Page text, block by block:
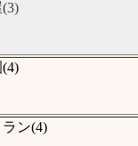
ン(4)